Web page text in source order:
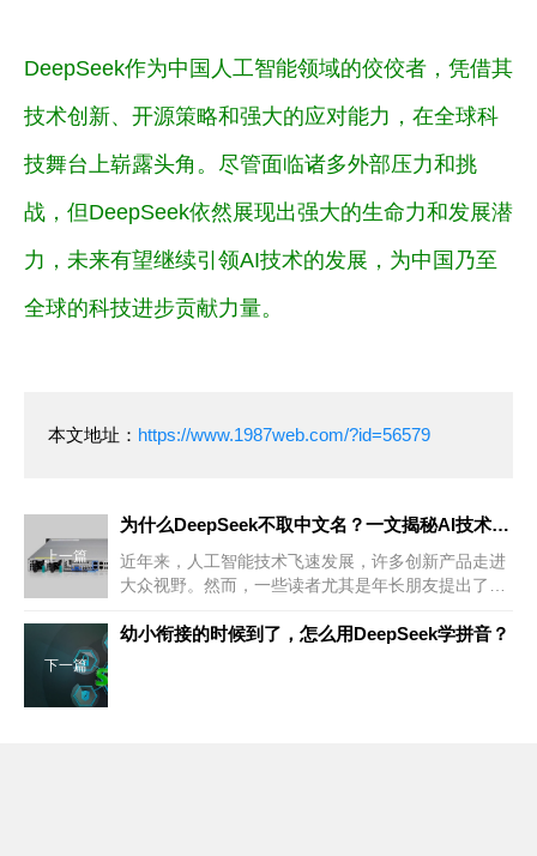
DeepSeek作为中国人工智能领域的佼佼者，凭借其
技术创新、开源策略和强大的应对能力，在全球科
技舞台上崭露头角。尽管面临诸多外部压力和挑
战，但DeepSeek依然展现出强大的生命力和发展潜
力，未来有望继续引领AI技术的发展，为中国乃至
全球的科技进步贡献力量。
本文地址： https://www.1987web.com/?id=56579
上一篇
为什么DeepSeek不取中文名？一文揭秘AI技术的“命名密码”
近年来，人工智能技术飞速发展，许多创新产品走进
大众视野。然而，一些读者尤其是年长朋友提出了一
此存疑）：
下一篇
幼小衔接的时候到了，怎么用DeepSeek学拼音？